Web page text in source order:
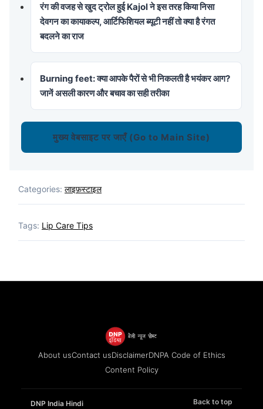
रंग की वजह से खुद ट्रोल हुई Kajol ने इस तरह किया निसा
देवगन का कायाकल्प, आर्टिफिशियल ब्यूटी नहीं तो क्या है रंगत
बदलने का राज
Burning feet: क्या आपके पैरों से भी निकलती है भयंकर आग?
जानें असली कारण और बचाव का सही तरीका
मुख्य वेबसाइट पर जाएँ (Go to Main Site)
Categories: लाइफ़स्टाइल
Tags: Lip Care Tips
About usContact usDisclaimerDNPA Code of Ethics
Content Policy
DNP India Hindi Back to top